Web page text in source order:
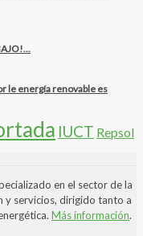
le energía renovable es
IUCT Repsol
en el sector de la
y servicios, dirigido tanto a
Más información.